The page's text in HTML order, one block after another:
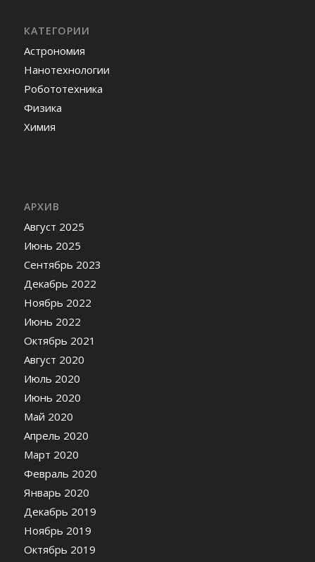
КАТЕГОРИИ
Астрономия
Нанотехнологии
Робототехника
Физика
Химия
АРХИВ
Август 2025
Июнь 2025
Сентябрь 2023
Декабрь 2022
Ноябрь 2022
Июнь 2022
Октябрь 2021
Август 2020
Июль 2020
Июнь 2020
Май 2020
Апрель 2020
Март 2020
Февраль 2020
Январь 2020
Декабрь 2019
Ноябрь 2019
Октябрь 2019